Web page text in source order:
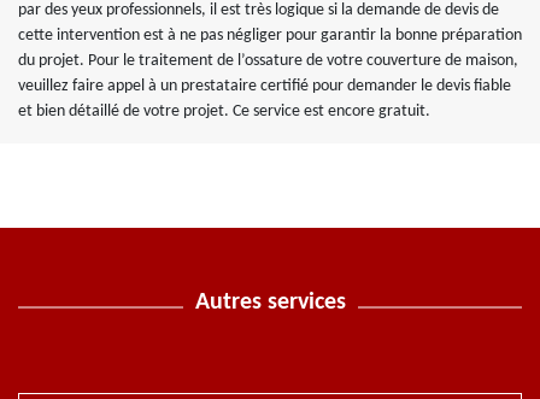
par des yeux professionnels, il est très logique si la demande de devis de
cette intervention est à ne pas négliger pour garantir la bonne préparation
du projet. Pour le traitement de l’ossature de votre couverture de maison,
veuillez faire appel à un prestataire certifié pour demander le devis fiable
et bien détaillé de votre projet. Ce service est encore gratuit.
Autres services